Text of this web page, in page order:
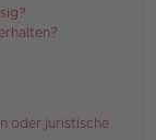
oder juristische